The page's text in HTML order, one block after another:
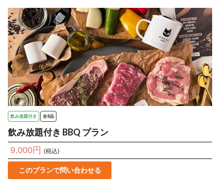
飲み放題付き 全8品
飲み放題付き BBQ プラン
9,000円 (税込)
このプランで問い合わせる